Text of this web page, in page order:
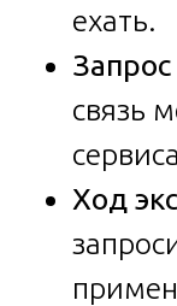
ехать.
связь
Ход